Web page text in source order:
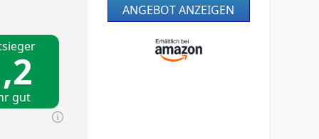
gut
ANGEBOT ANZEIGEN